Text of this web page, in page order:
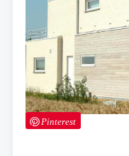
Pinterest